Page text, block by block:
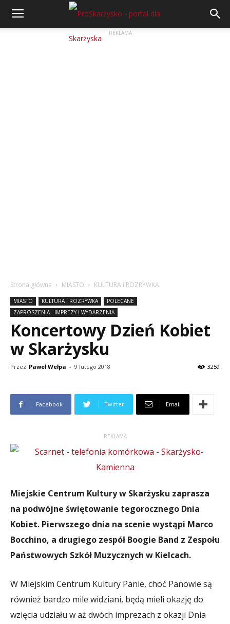
REKLAMA
Strona główna MIASTO KULTURA i ROZRYWKA
MIASTO KULTURA i ROZRYWKA
POLECANE
ZAPROSZENIA - IMPREZY i WYDARZENIA
Koncertowy Dzień Kobiet
w Skarżysku
Przez Paweł Wełpa - 9 lutego 2018 3259
Facebook Twitter Email
REKLAMA
Miejskie Centrum Kultury w Skarżysku zaprasza
na podwójne świętowanie tegorocznego Dnia
Kobiet. Pierwszego dnia na scenie wystąpi Marco
Bocchino, a drugiego zespół Boogie Band z Zespołu
Państwowych Szkół Muzycznych w Kielcach.
W Miejskim Centrum Kultury Panie, choć Panowie są
również bardzo mile widziani, będą mieli okazję do
wzięcia udziału w aż dwóch imprezach z okazji Dnia